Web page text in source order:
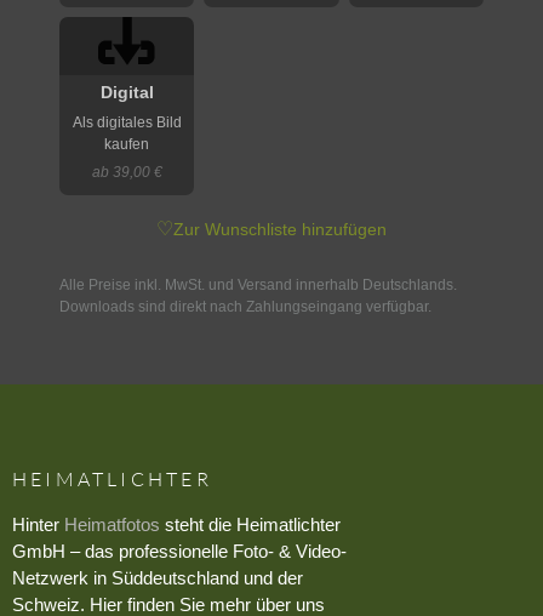
Digital
Als digitales Bild
kaufen
ab 39,00 €
♡Zur Wunschliste hinzufügen
Alle Preise inkl. MwSt. und Versand innerhalb Deutschlands.
Downloads sind direkt nach Zahlungseingang verfügbar.
HEIMATLICHTER
Hinter Heimatfotos steht die Heimatlichter
GmbH – das professionelle Foto- & Video-
Netzwerk in Süddeutschland und der
Schweiz. Hier finden Sie mehr über uns